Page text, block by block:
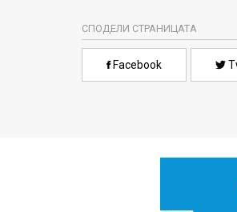
СПОДЕЛИ СТРАНИЦАТА
Facebook